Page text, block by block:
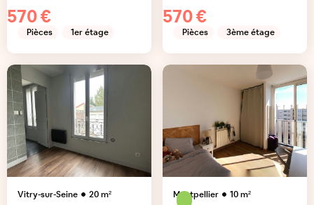
570 €
Pièces 1er étage
570 €
Pièces 3ème étage
Vitry-sur-Seine 20m² Montpellier 10m²